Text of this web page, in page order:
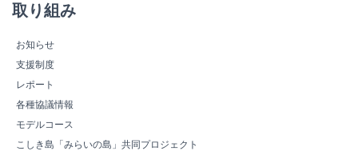
取り組み
お知らせ
支援制度
レポート
各種協議情報
モデルコース
こしき島「みらいの島」共同プロジェクト